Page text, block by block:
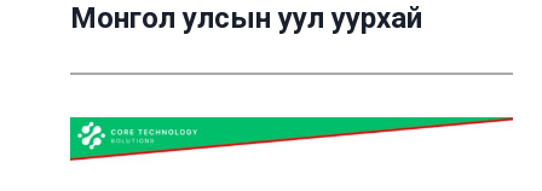
Монгол улсын уул уурхай